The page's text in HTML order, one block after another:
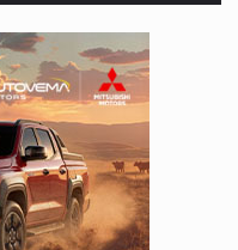
Nunes Marques reduz pena de Acir Gurgacz e declara
Museólogo Antônio Ocampo lança livro
de candidata a deputada federal do PL salta R$ 1
com cerca de 200 porções
MPF cobra regularização fundiária da